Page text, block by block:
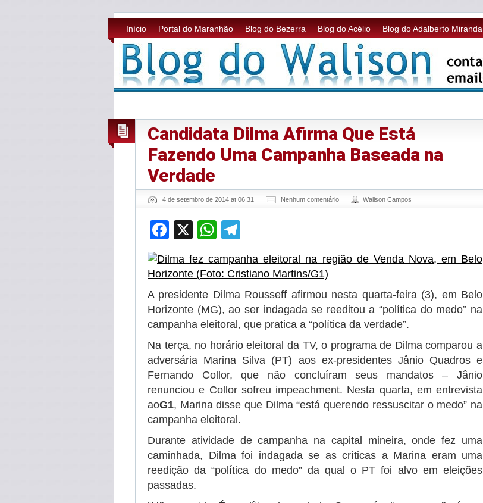
Início Portal do Maranhão Blog do Bezerra Blog do Acélio Blog do Adalberto Miranda
Candidata Dilma Afirma Que Está
Fazendo Uma Campanha Baseada na
Verdade
4 de setembro de 2014 at 06:31 Nenhum comentário Walison Campos
Facebook
X WhatsApp
A presidente Dilma Rousseff afirmou nesta quarta-feira (3), em Belo
Horizonte (MG), ao ser indagada se reeditou a “política do medo” na
campanha eleitoral, que pratica a “política da verdade”.
Na terça, no horário eleitoral da TV, o programa de Dilma comparou a
adversária Marina Silva (PT) aos ex-presidentes Jânio Quadros e
Fernando Collor, que não concluíram seus mandatos – Jânio
renunciou e Collor sofreu impeachment. Nesta quarta, em entrevista
aoG1, Marina disse que Dilma “está querendo ressuscitar o medo” na
campanha eleitoral.
Durante atividade de campanha na capital mineira, onde fez uma
caminhada, Dilma foi indagada se as críticas a Marina eram uma
reedição da “política do medo” da qual o PT foi alvo em eleições
passadas.